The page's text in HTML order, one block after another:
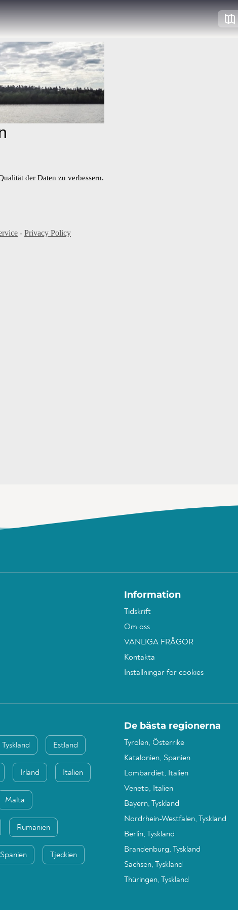
Information
Tidskrift
Om oss
VANLIGA FRÅGOR
Kontakta
Inställningar för cookies
Tyskland Estland
Irland Italien
Malta
Rumänien
Spanien Tjeckien
De bästa regionerna
Tyrolen, Österrike
Katalonien, Spanien
Lombardiet, Italien
Veneto, Italien
Bayern, Tyskland
Nordrhein-Westfalen, Tyskland
Berlin, Tyskland
Brandenburg, Tyskland
Sachsen, Tyskland
Thüringen, Tyskland